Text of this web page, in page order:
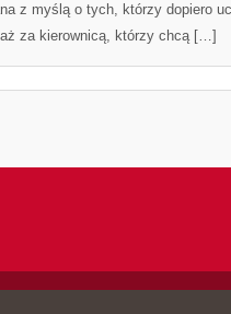
z myślą o tych, którzy dopiero
za kierownicą, którzy chcą […]